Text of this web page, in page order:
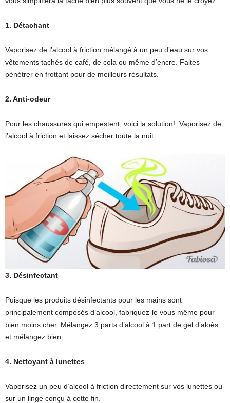
1. Détachant
Vaporisez de l’alcool à friction mélangé à un peu d’eau sur vos
vêtements tachés de café, de cola ou même d’encre. Faites
pénétrer en frottant pour de meilleurs résultats.
2. Anti-odeur
Pour les chaussures qui empestent, voici la solution!. Vaporisez de
l’alcool à friction et laissez sécher toute la nuit.
3. Désinfectant
Puisque les produits désinfectants pour les mains sont
principalement composés d’alcool, fabriquez-le vous même pour
bien moins cher. Mélangez 3 parts d’alcool à 1 part de gel d’aloès
et mélangez bien.
4. Nettoyant à lunettes
Vaporisez un peu d’alcool à friction directement sur vos lunettes ou
sur un linge conçu à cette fin.